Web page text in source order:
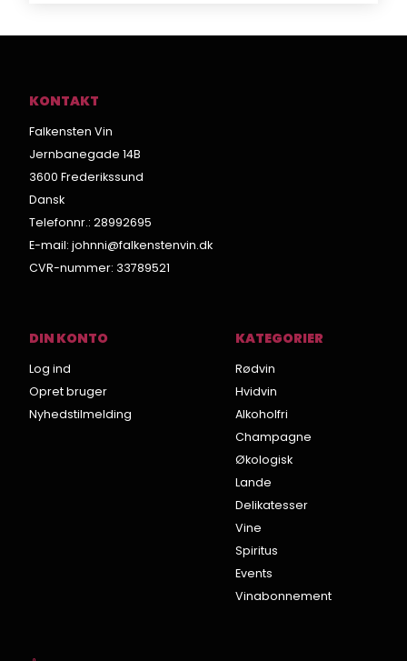
KONTAKT
Falkensten Vin
Jernbanegade 14B
3600 Frederikssund
Dansk
Telefonnr.: 28992695
E-mail: johnni@falkenstenvin.dk
CVR-nummer: 33789521
DIN KONTO
Log ind
Opret bruger
Nyhedstilmelding
KATEGORIER
Rødvin
Hvidvin
Alkoholfri
Champagne
Økologisk
Lande
Delikatesser
Vine
Spiritus
Events
Vinabonnement